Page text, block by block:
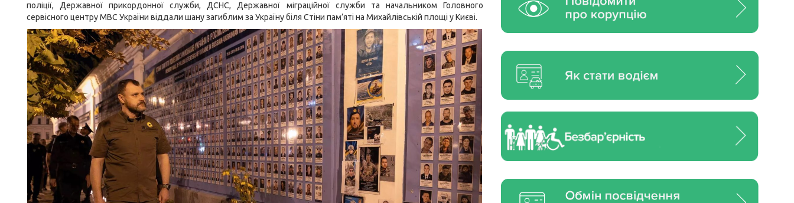
поліції, Державної прикордонної служби, ДСНС, Державної міграційної служби та начальником Головного
сервісного центру МВС України віддали шану загиблим за Україну біля Стіни пам’яті на Михайлівській площі у Києві.